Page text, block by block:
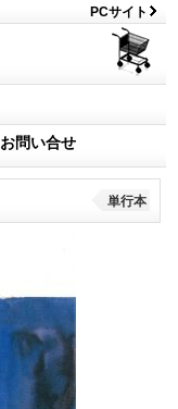
PCサイト
お問い合せ
単行本